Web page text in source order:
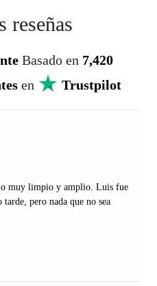
reseñas
Basado en 7,420
en Trustpilot
muy limpio y amplio. Luis fue
pero nada que no sea